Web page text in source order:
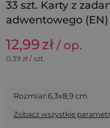
33 szt. Karty z
adwentowego (EN)
12,99zł / op.
0,39 zł / szt.
Rozmiar:6,3x8,9 cm
Zobacz wszystkie